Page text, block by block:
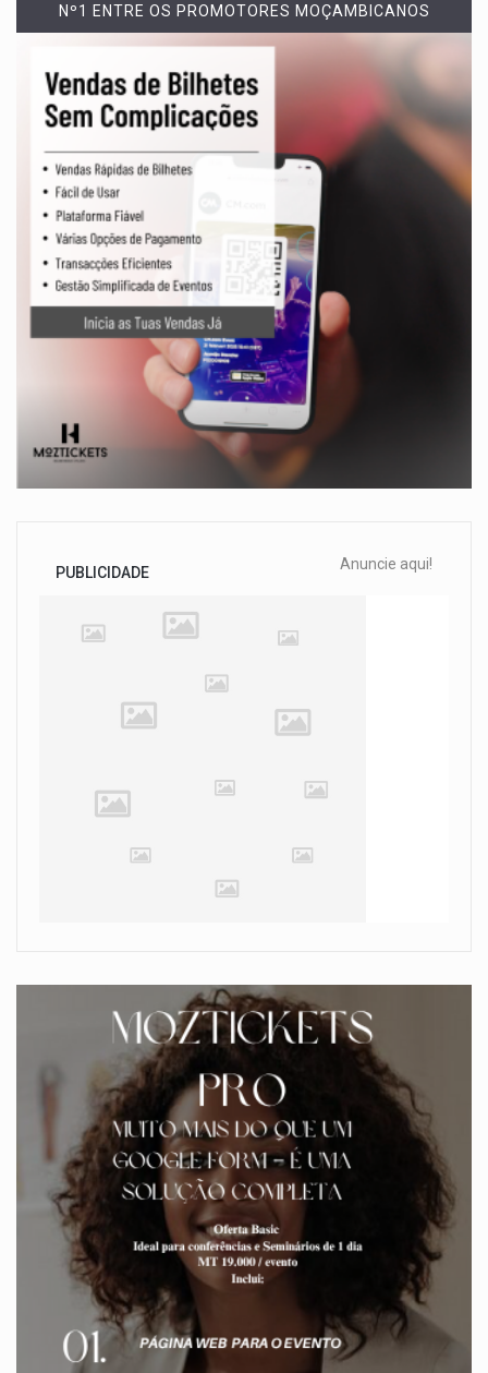
Nº1 ENTRE OS PROMOTORES MOÇAMBICANOS
PUBLICIDADE Anuncie aqui!